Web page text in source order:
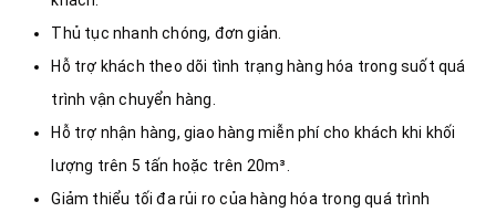
Thủ tục nhanh chóng, đơn giản.
Hỗ trợ khách theo dõi tình trạng hàng hóa trong suốt quá
trình vận chuyển hàng.
Hỗ trợ nhận hàng, giao hàng miễn phí cho khách khi khối
lượng trên 5 tấn hoặc trên 20m³.
Giảm thiểu tối đa rủi ro của hàng hóa trong quá trình